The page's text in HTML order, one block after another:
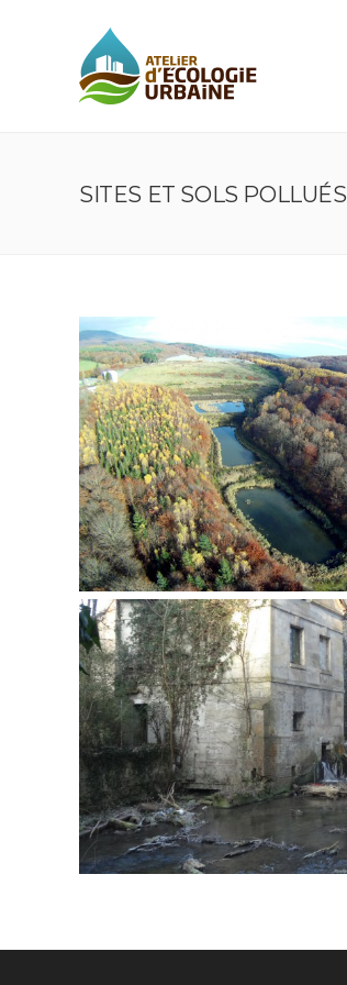
SITES ET SOLS POLLUÉS